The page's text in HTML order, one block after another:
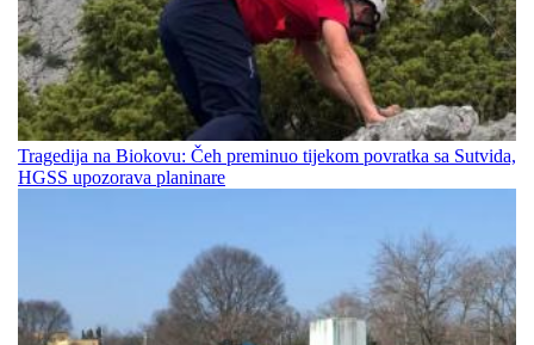
Tragedija na Biokovu: Čeh preminuo tijekom povratka sa Sutvida,
HGSS upozorava planinare